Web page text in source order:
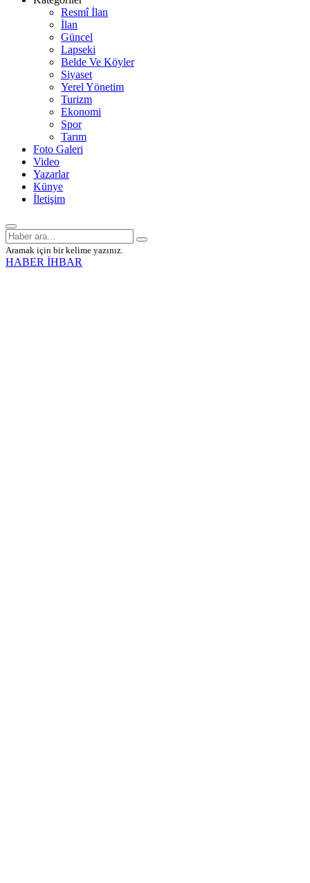
Resmî İlan
İlan
Güncel
Lapseki
Belde Ve Köyler
Siyaset
Yerel Yönetim
Turizm
Ekonomi
Spor
Tarım
Foto Galeri
Video
Yazarlar
Künye
İletişim
Aramak için bir kelime yazınız.
HABER İHBAR